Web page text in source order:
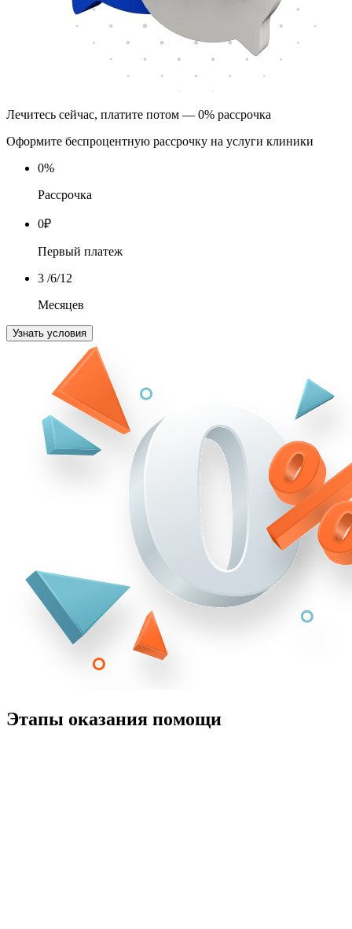
Лечитесь сейчас, платите потом — 0% рассрочка
Оформите беспроцентную рассрочку на услуги клиники
0%
Рассрочка
0₽
Первый платеж
3 /6/12
Месяцев
Узнать условия
Этапы оказания помощи